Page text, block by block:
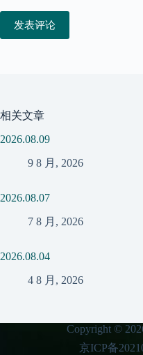
发表评论
相关文章
2026.08.09
9 8 月, 2026
2026.08.07
7 8 月, 2026
2026.08.04
4 8 月, 2026
Copyright ©
京ICP备